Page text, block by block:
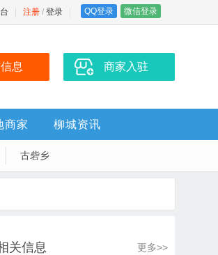
注册 / 登录 QQ登录 微信登录
息 商家入驻
商家 柳城资讯
古砦乡
关信息 更多>>